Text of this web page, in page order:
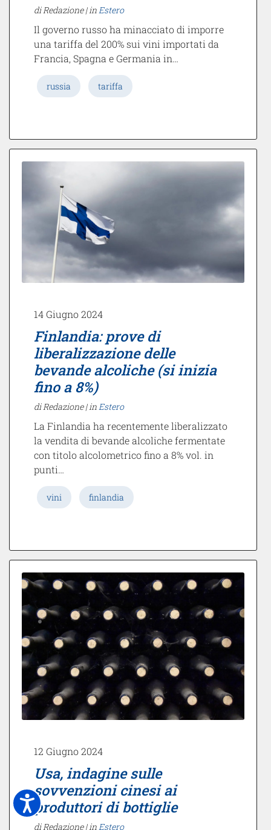
di Redazione |inEstero
Il governo russo ha minacciato di imporre
una tariffa del 200% sui vini importati da
Francia, Spagna e Germania in…
russia tariffa
14 Giugno 2024
Finlandia: prove di
liberalizzazione delle
bevande alcoliche (si inizia
fino a 8%)
di Redazione | in Estero
La Finlandia ha recentemente liberalizzato
la vendita di bevande alcoliche fermentate
con titolo alcolometrico fino a 8% vol. in
punti…
vini finlandia
12 Giugno 2024
Usa, indagine sulle
sovvenzioni cinesi ai
produttori di bottiglie
di Redazione | in Estero